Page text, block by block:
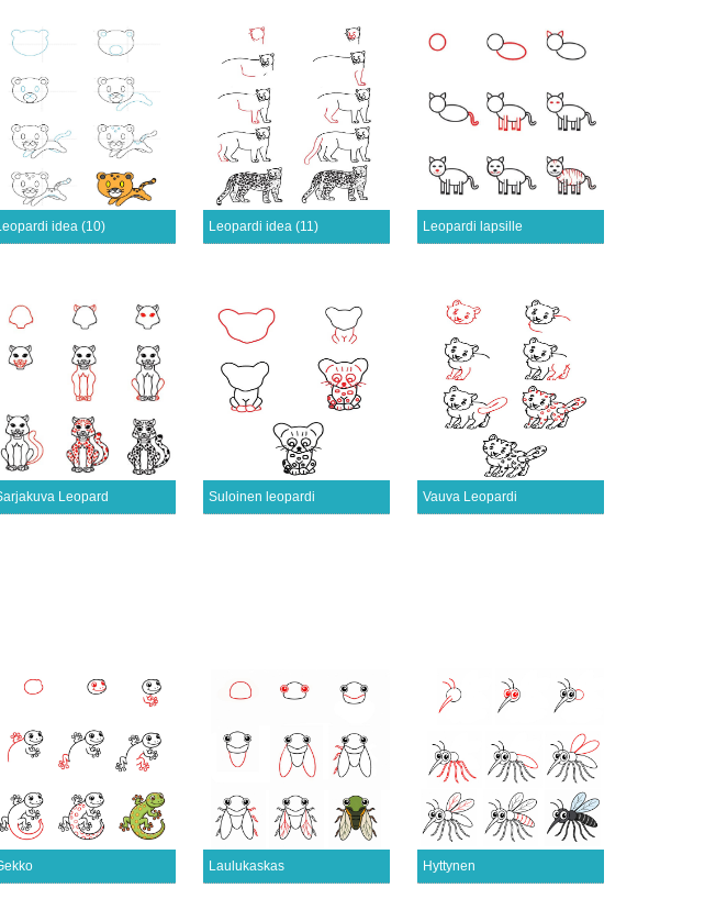
idea (10) Leopardi idea (11) Leopardi lapsille
Leopard Suloinen leopardi Vauva Leopardi
Laulukaskas Hyttynen